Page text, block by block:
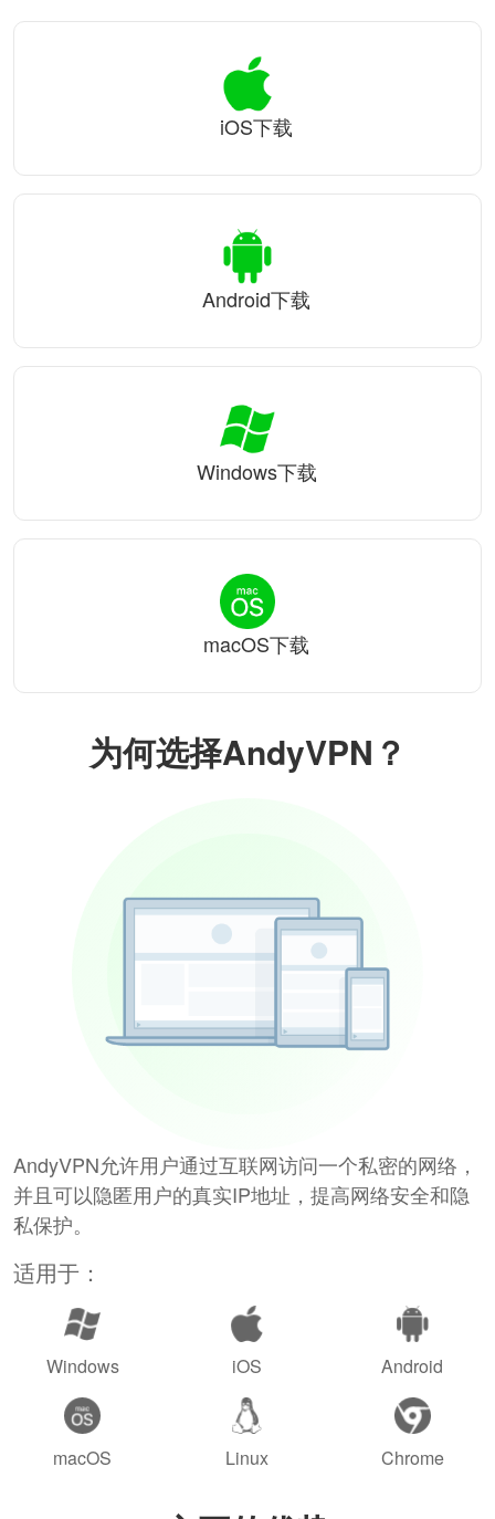
为何选择AndyVPN？
AndyVPN允许用户通过互联网访问一个私密的网络，
并且可以隐匿用户的真实IP地址，提高网络安全和隐
私保护。
适用于：
Windows iOS Android
macOS Linux Chrome
iOS下载
Android下载
Windows下载
macOS下载